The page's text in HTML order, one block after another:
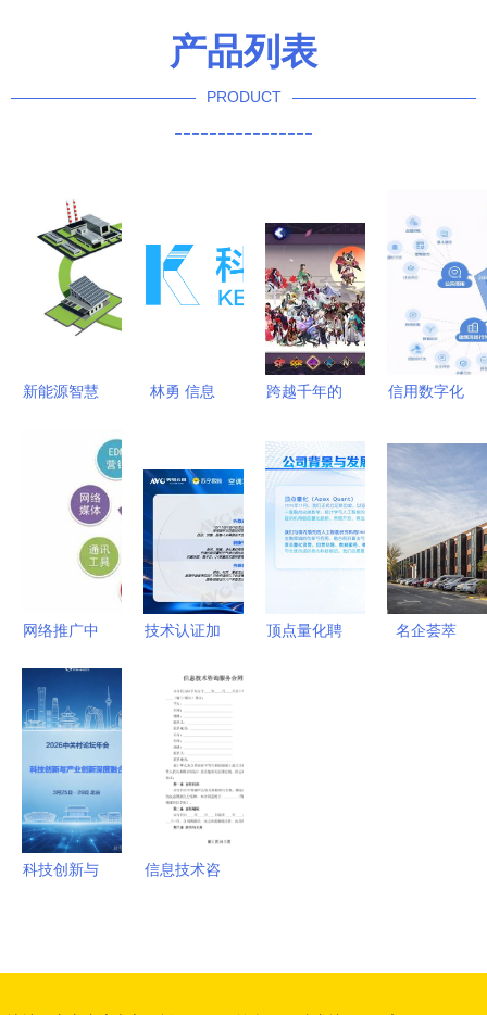
产品列表
PRODUCT
----------------
新能源智慧
日新科技赋
能行业转型
林勇 信息
跨越千年的
官网代理加
盟与信息技
术咨询服务
的价值重构
信用数字化
服务管理中
的应用场景
分析 ——
以工保科技
信息技术咨
网络推广中
外部数据及
Excel支持
据源
（2024年
12月测评）
技术认证加
力点燃夏日
清凉 追觅
双机械臂空
调X30焕新
首选
顶点量化聘
名企荟萃
科技创新与
信息技术咨